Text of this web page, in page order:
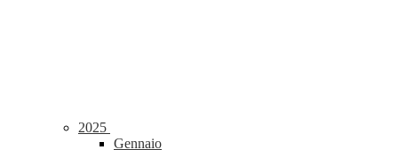
2025
Gennaio